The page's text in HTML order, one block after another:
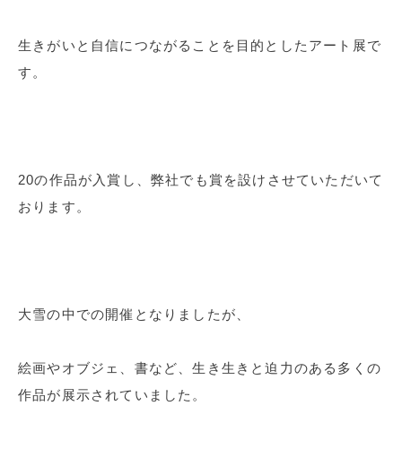
生きがいと自信につながることを目的としたアート展で
す。
20の作品が入賞し、弊社でも賞を設けさせていただいて
おります。
大雪の中での開催となりましたが、
絵画やオブジェ、書など、生き生きと迫力のある多くの
作品が展示されていました。